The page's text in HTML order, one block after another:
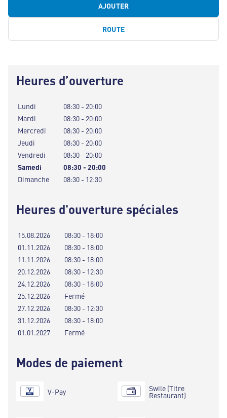
AJOUTER
ROUTE
Heures d’ouverture
Lundi
08:30 - 20:00
Mardi
08:30 - 20:00
Mercredi
08:30 - 20:00
Jeudi
08:30 - 20:00
Vendredi
08:30 - 20:00
Samedi
08:30 - 20:00
Dimanche
08:30 - 12:30
Heures d'ouverture spéciales
15.08.2026
08:30 - 18:00
01.11.2026
08:30 - 18:00
11.11.2026
08:30 - 18:00
20.12.2026
08:30 - 12:30
24.12.2026
08:30 - 18:00
25.12.2026
Fermé
27.12.2026
08:30 - 12:30
31.12.2026
08:30 - 18:00
01.01.2027
Fermé
Modes de paiement
V-Pay Swile (Titre
Restaurant)